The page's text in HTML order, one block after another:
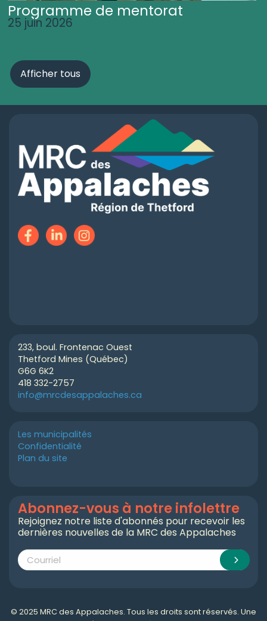
Programme de mentorat
25 juin 2026
Afficher tous
233, boul. Frontenac Ouest
Thetford Mines (Québec)
G6G 6K2
418 332-2757
info@mrcdesappalaches.ca
Les municipalités
Confidentialité
Plan du site
Abonnez-vous à notre infolettre
Rejoignez notre liste d'abonnés pour recevoir les
dernières nouvelles de la MRC des Appalaches
© 2025 MRC des Appalaches. Tous les droits sont réservés. Une